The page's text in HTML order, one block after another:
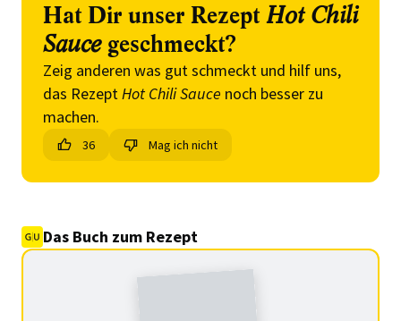
Hat Dir unser Rezept Hot Chili
Saucegeschmeckt?
Zeig anderen was gut schmeckt und hilf uns,
das RezeptHot Chili Sauce noch besser zu
machen.
36 Mag ich nicht
Das Buch zum Rezept